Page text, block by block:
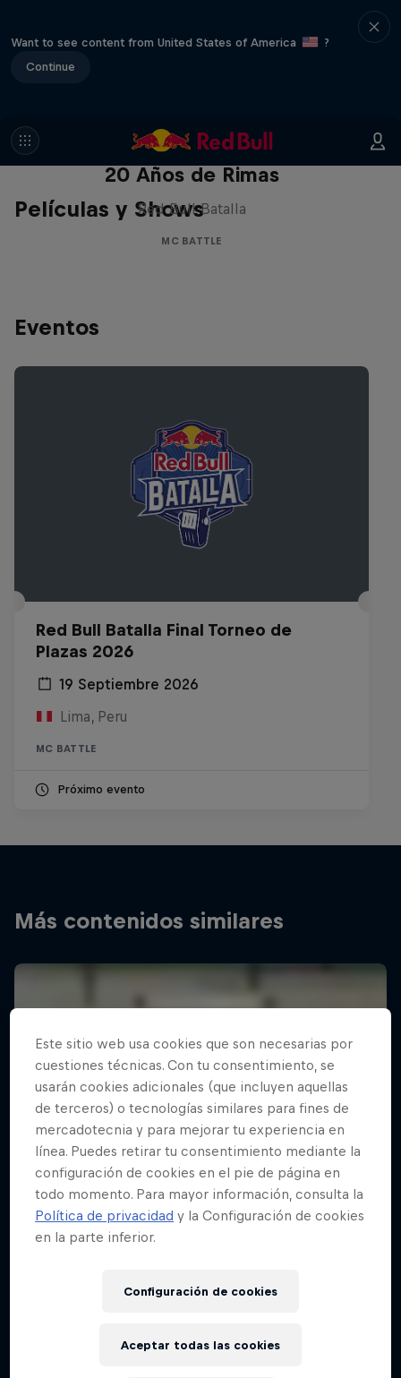
Want to see content from United States of America
?
Continue
Películas y Shows
Red Bull Batalla Nueva Historia:
20 Años de Rimas
Red Bull Batalla
MC BATTLE
Eventos
Red Bull Batalla Final Torneo de
Plazas 2026
19 Septiembre 2026
Lima, Peru
MC BATTLE
Próximo evento
Más contenidos similares
Este sitio web usa cookies que son necesarias por
cuestiones técnicas. Con tu consentimiento, se
usarán cookies adicionales (que incluyen aquellas
de terceros) o tecnologías similares para fines de
mercadotecnia y para mejorar tu experiencia en
línea. Puedes retirar tu consentimiento mediante la
configuración de cookies en el pie de página en
todo momento. Para mayor información, consulta la
Política de privacidad y la Configuración de cookies
en la parte inferior.
Configuración de cookies
Aceptar todas las cookies